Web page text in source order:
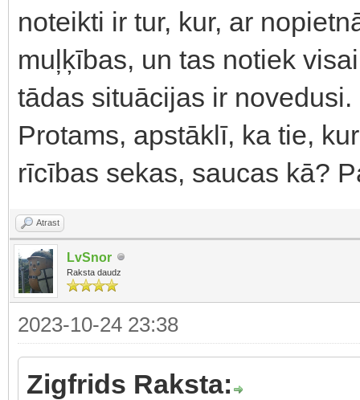
noteikti ir tur, kur, ar
muļķības, un tas notiek
tādas situācijas ir
Protams, apstāklī, ka tie,
rīcības sekas, saucas kā?
Atrast
LvSnor
Raksta daudz
2023-10-24 23:38
Zigfrids Raksta: